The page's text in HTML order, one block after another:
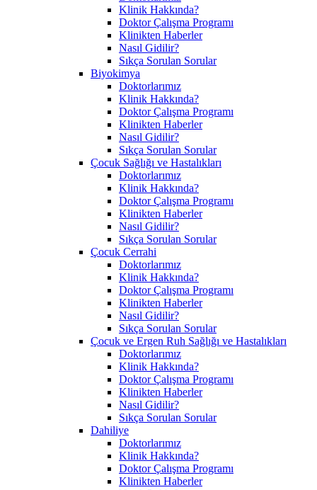
Klinik Hakkında?
Doktor Çalışma Programı
Klinikten Haberler
Nasıl Gidilir?
Sıkça Sorulan Sorular
Biyokimya
Doktorlarımız
Klinik Hakkında?
Doktor Çalışma Programı
Klinikten Haberler
Nasıl Gidilir?
Sıkça Sorulan Sorular
Çocuk Sağlığı ve Hastalıkları
Doktorlarımız
Klinik Hakkında?
Doktor Çalışma Programı
Klinikten Haberler
Nasıl Gidilir?
Sıkça Sorulan Sorular
Çocuk Cerrahi
Doktorlarımız
Klinik Hakkında?
Doktor Çalışma Programı
Klinikten Haberler
Nasıl Gidilir?
Sıkça Sorulan Sorular
Çocuk ve Ergen Ruh Sağlığı ve Hastalıkları
Doktorlarımız
Klinik Hakkında?
Doktor Çalışma Programı
Klinikten Haberler
Nasıl Gidilir?
Sıkça Sorulan Sorular
Dahiliye
Doktorlarımız
Klinik Hakkında?
Doktor Çalışma Programı
Klinikten Haberler